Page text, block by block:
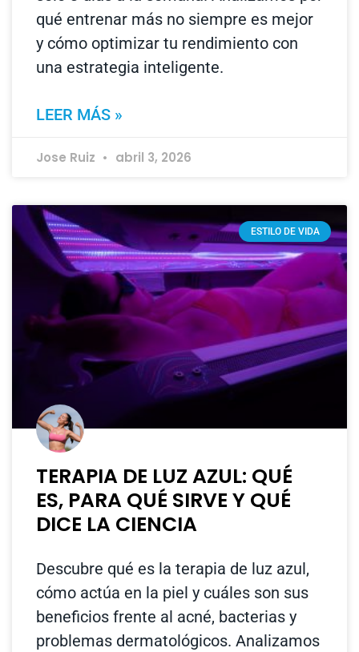
qué entrenar más no siempre es mejor
y cómo optimizar tu rendimiento con
una estrategia inteligente.
LEER MÁS »
Jose Ruiz abril 3, 2026
ESTILO DE VIDA
TERAPIA DE LUZ AZUL: QUÉ
ES, PARA QUÉ SIRVE Y QUÉ
DICE LA CIENCIA
Descubre qué es la terapia de luz azul,
cómo actúa en la piel y cuáles son sus
beneficios frente al acné, bacterias y
problemas dermatológicos. Analizamos